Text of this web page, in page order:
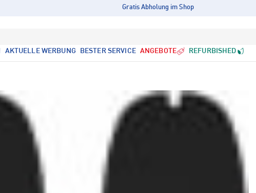
Gratis Abholung im Shop
AKTUELLE WERBUNG BESTER SERVICE ANGEBOTE REFURBISHED